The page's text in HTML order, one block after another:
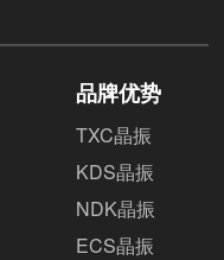
品牌优势
TXC晶振
KDS晶振
NDK晶振
ECS晶振